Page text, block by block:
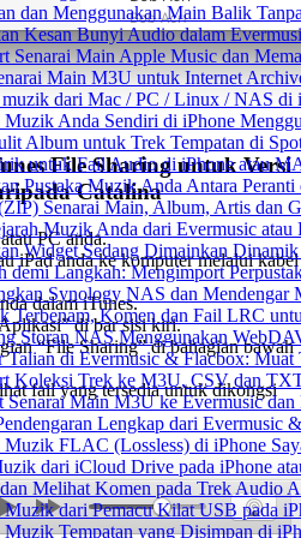
dan Menggunakan Main Balik
Kesan Bunyi Audio dalam
Senarai Main Apple Music dan
Main M3U untuk Internet
muzik dari Mac / PC / Linux / NAS
Muzik Anda Sendiri di iPhone
Album untuk Trek Tempatan di
untuk Fail Audio di iPhone atau
Pustaka Muzik Anda Antara
Senarai Main, Album, Artis dan
Muzik Anda dari Evermusic
Widget Sedang Dimainkan
demi Langkah: Mengimport
Synology NAS dan Mendengar
Terbenam, Komen dan Fail LRC
Storan NAS Menggunakan
di Evermusic & Flacbox: Muat
Koleksi Trek ke M3U, CSV dan
Senarai Main M3U ke Evermusic dan
Lengkap dari Evermusic
Muzik FLAC (Lossless) di iPhone
dari iCloud Drive pada iPhone
Melihat Komen pada Trek Audio
dari Pemacu Kilat USB pada
Tempatan yang Disimpan di
File Sharing untuk Versi
Catalina
PC anda.
iPad anda ke komputer melalui kabel
dalam iTunes.
di bar sisi kiri.
“File Sharing” di bahagian bawah
fail yang tersedia untuk dikongsi